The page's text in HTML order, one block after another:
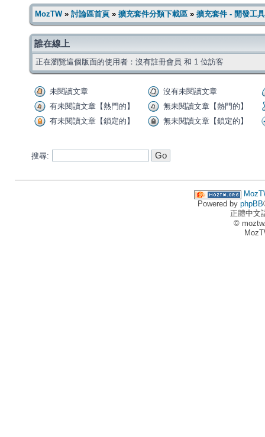
MozTW» 討論區首頁 » 擴充套件分類下載區 » 擴充套件 - 開發工具
誰在線上
正在瀏覽這個版面的使用者：沒有註冊會員 和 1 位訪客
未閱讀文章
沒有未閱讀文章
有未閱讀文章【熱門的】
無未閱讀文章【熱門的】
有未閱讀文章【鎖定的】
無未閱讀文章【鎖定的】
搜尋:
Powered by phpBB
正體中文
©